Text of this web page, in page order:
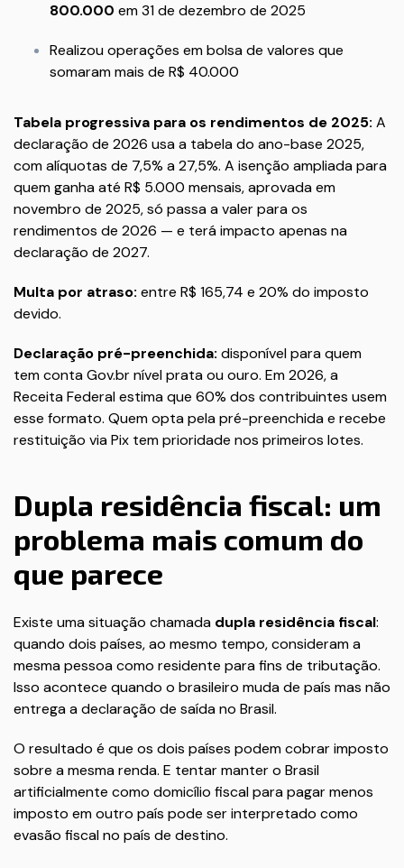
800.000 em 31 de dezembro de 2025
Realizou operações em bolsa de valores que
somaram mais de R$ 40.000
Tabela progressiva para os rendimentos de 2025: A
declaração de 2026 usa a tabela do ano-base 2025,
com alíquotas de 7,5% a 27,5%. A isenção ampliada para
quem ganha até R$ 5.000 mensais, aprovada em
novembro de 2025, só passa a valer para os
rendimentos de 2026 — e terá impacto apenas na
declaração de 2027.
Multa por atraso: entre R$ 165,74 e 20% do imposto
devido.
Declaração pré-preenchida: disponível para quem
tem contaGov.brnível prata ou ouro. Em 2026, a
Receita Federal estima que 60% dos contribuintes usem
esse formato. Quem opta pela pré-preenchida e recebe
restituição via Pix tem prioridade nos primeiros lotes.
Dupla residência fiscal: um
problema mais comum do
que parece
Existe uma situação chamada dupla residência fiscal:
quando dois países, ao mesmo tempo, consideram a
mesma pessoa como residente para fins de tributação.
Isso acontece quando o brasileiro muda de país mas não
entrega a declaração de saída no Brasil.
O resultado é que os dois países podem cobrar imposto
sobre a mesma renda. E tentar manter o Brasil
artificialmente como domicílio fiscal para pagar menos
imposto em outro país pode ser interpretado como
evasão fiscal no país de destino.